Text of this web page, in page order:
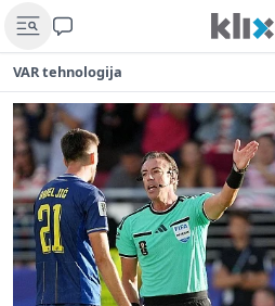
VAR tehnologija